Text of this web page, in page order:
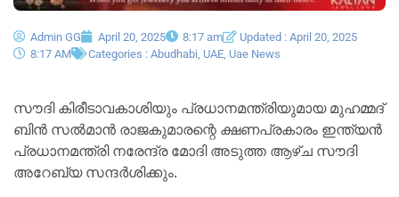
Admin GG April 20, 2025 8:17 am
Updated : April 20, 2025
8:17 AM
Categories : Abudhabi UAE Uae News
സൗദി കിരീടാവകാശിയും പ്രധാനമന്ത്രിയുമായ മുഹമ്മദ്
ബിൻ സൽമാൻ രാജകുമാരന്റെ ക്ഷണപ്രകാരം ഇന്ത്യൻ
പ്രധാനമന്ത്രി നരേന്ദ്ര മോദി അടുത്ത ആഴ്ച സൗദി
അറേബ്യ സന്ദർശിക്കും.